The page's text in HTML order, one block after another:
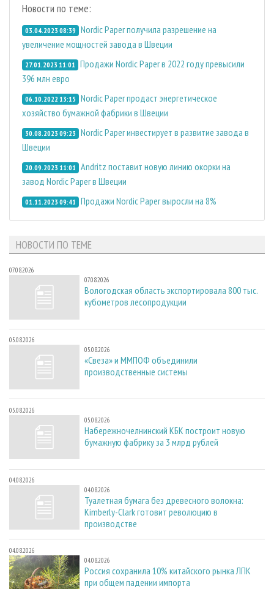
Новости по теме:
03.04.2023 08:39 Nordic Paper получила разрешение на
увеличение мощностей завода в Швеции
27.01.2023 11:01 Продажи Nordic Paper в 2022 году превысили
396 млн евро
06.10.2022 13:15 Nordic Paper продаст энергетическое
хозяйство бумажной фабрики в Швеции
30.08.2023 09:23 Nordic Paper инвестирует в развитие завода в
Швеции
20.09.2023 11:01 Andritz поставит новую линию окорки на
завод Nordic Paper в Швеции
01.11.2023 09:41 Продажи Nordic Paper выросли на 8%
НОВОСТИ ПО ТЕМЕ
07.08.2026
07.08.2026
Вологодская область экспортировала 800 тыс.
кубометров лесопродукции
05.08.2026
05.08.2026
«Свеза» и ММПОФ объединили
производственные системы
05.08.2026
05.08.2026
Набережночелнинский КБК построит новую
бумажную фабрику за 3 млрд рублей
04.08.2026
04.08.2026
Туалетная бумага без древесного волокна:
Kimberly-Clark готовит революцию в
производстве
04.08.2026
04.08.2026
Россия сохранила 10% китайского рынка ЛПК
при общем падении импорта